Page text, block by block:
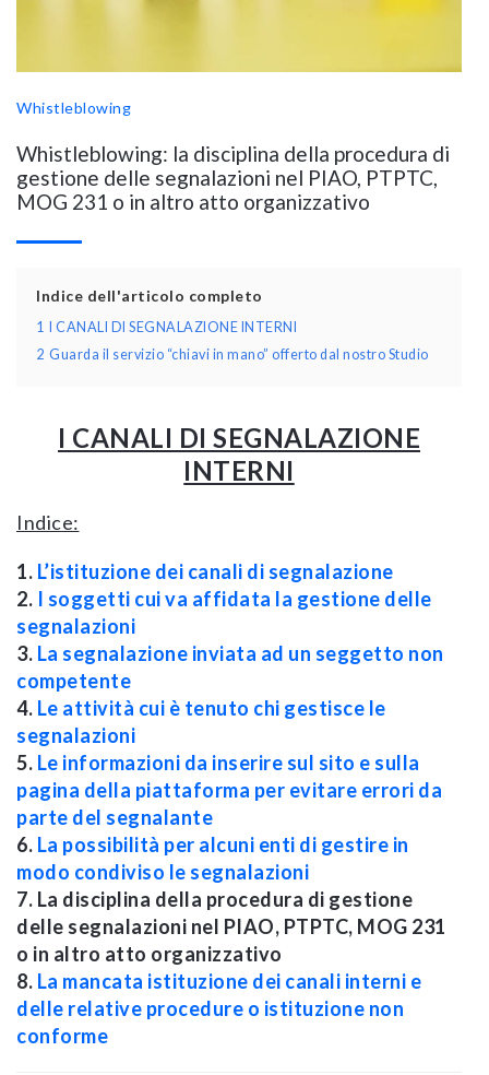
Whistleblowing
Whistleblowing: la disciplina della procedura di
gestione delle segnalazioni nel PIAO, PTPTC,
MOG 231 o in altro atto organizzativo
Indice dell'articolo completo
1
I CANALI DI SEGNALAZIONE INTERNI
2 Guarda il servizio “chiavi in mano” offerto dal nostro Studio
I CANALI DI SEGNALAZIONE
INTERNI
Indice:
1. L’istituzione dei canali di segnalazione
2. I soggetti cui va affidata la gestione delle
segnalazioni
3. La segnalazione inviata ad un seggetto non
competente
4. Le attività cui è tenuto chi gestisce le
segnalazioni
5. Le informazioni da inserire sul sito e sulla
pagina della piattaforma per evitare errori da
parte del segnalante
6. La possibilità per alcuni enti di gestire in
modo condiviso le segnalazioni
7. La disciplina della procedura di gestione
delle segnalazioni nel PIAO, PTPTC, MOG 231
o in altro atto organizzativo
8. La mancata istituzione dei canali interni e
delle relative procedure o istituzione non
conforme